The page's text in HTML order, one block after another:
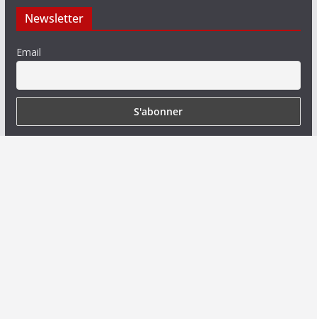
Newsletter
Email